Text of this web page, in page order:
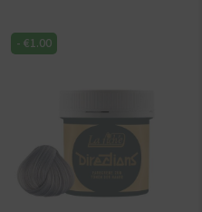
88ml
aantal
-€1.00